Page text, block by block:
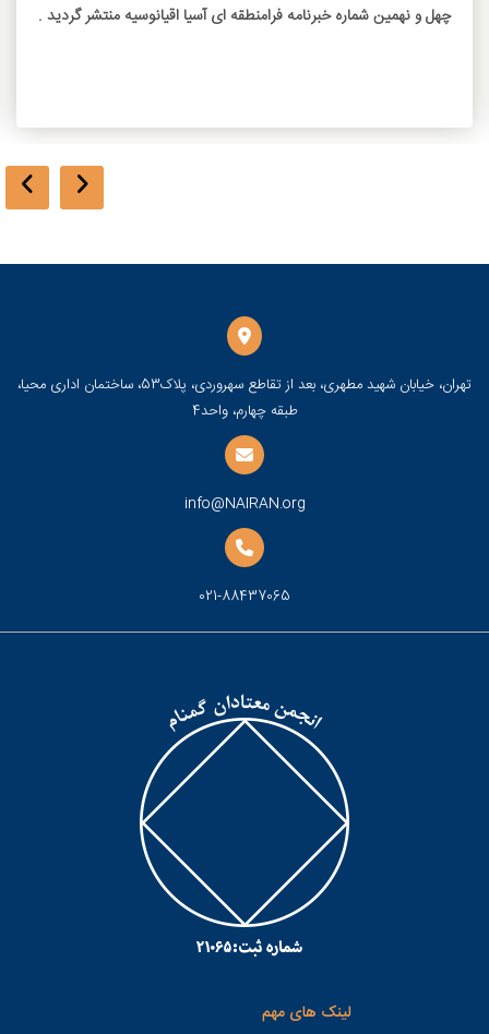
چهل و نهمین شماره خبرنامه فرامنطقه ای آسیا اقیانوسیه منتشر گردید .
تهران، خیابان شهید مطهری، بعد از تقاطع سهروردی، پلاک53، ساختمان اداری محیا،
طبقه چهارم، واحد4
info@NAIRAN.org
021-88437065
لینک های مهم